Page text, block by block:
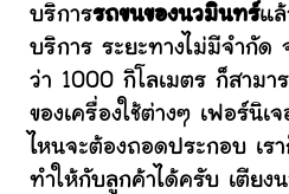
บริการรถขนของนวมินทร์แล้
บริการ ระยะทางไม่มีจำกัด
ว่า 1000 กิโลเมตร ก็สามา
ของเครื่องใช้ต่างๆ เฟอร์นิเ
ไหนจะต้องถอดประกอบ เ
ทำให้กับลูกค้าได้ครับ เตียง